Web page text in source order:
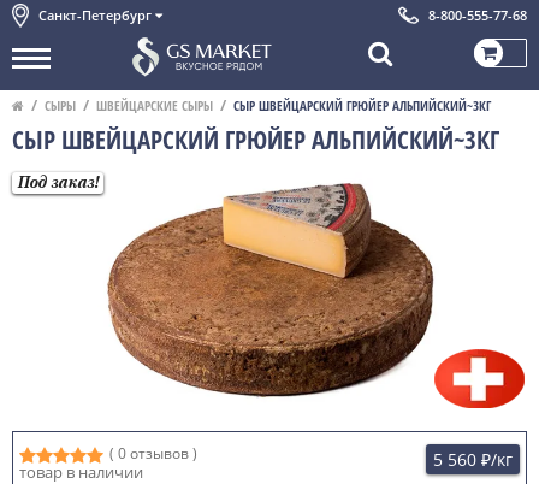
Санкт-Петербург 8-800-555-77-68
СЫРЫ ШВЕЙЦАРСКИЕ СЫРЫ СЫР ШВЕЙЦАРСКИЙ ГРЮЙЕР АЛЬПИЙСКИЙ~3КГ
СЫР ШВЕЙЦАРСКИЙ ГРЮЙЕР АЛЬПИЙСКИЙ~3КГ
Под заказ!
( 0 отзывов )
товар в наличии
5 560 ₽/кг